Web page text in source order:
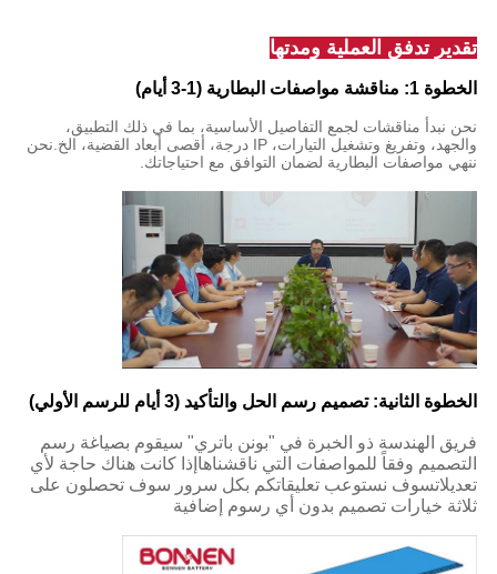
تقدير تدفق العملية ومدتها
الخطوة 1: مناقشة مواصفات البطارية (1-3 أيام)
نحن نبدأ مناقشات لجمع التفاصيل الأساسية، بما في ذلك التطبيق،
والجهد، وتفريغ وتشغيل التيارات، IP درجة، أقصى أبعاد القضية، الخ.نحن
ننهي مواصفات البطارية لضمان التوافق مع احتياجاتك.
الخطوة الثانية: تصميم رسم الحل والتأكيد (3 أيام للرسم الأولي)
فريق الهندسة ذو الخبرة في "بونن باتري" سيقوم بصياغة رسم
التصميم وفقاً للمواصفات التي ناقشناهاإذا كانت هناك حاجة لأي
تعديلاتسوف نستوعب تعليقاتكم بكل سرور سوف تحصلون على
ثلاثة خيارات تصميم بدون أي رسوم إضافية